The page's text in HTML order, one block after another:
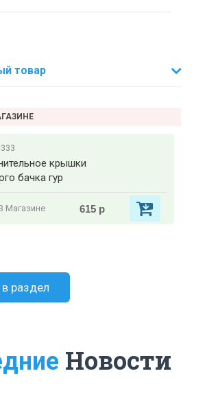
товар
крышки
бачка гур
Магазине 615 р
раздел
Новости